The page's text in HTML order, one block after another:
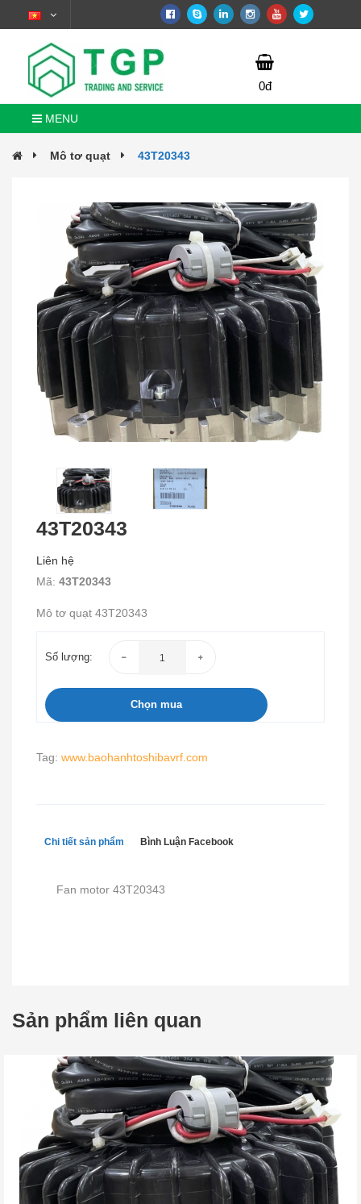
0đ
MENU
Mô tơ quạt 43T20343
43T20343
Liên hệ
Mã: 43T20343
Mô tơ quạt 43T20343
Số lượng:
Chọn mua
Tag: www.baohanhtoshibavrf.com
Chi tiết sản phẩm Bình Luận Facebook
Fan motor 43T20343
Sản phẩm liên quan